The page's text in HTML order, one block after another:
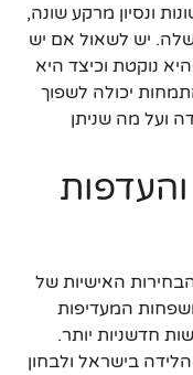
ונסיון מרקע שונה,
שלה. יש לשאול אם יש
נוקטת וכיצד היא
יכולה לשפוך
ועל מה שניתן
האישיות של
המעדיפות
חדשניות יותר.
בישראל ולבחון